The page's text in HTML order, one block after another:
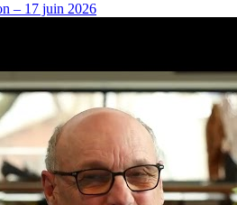
– 17 juin 2026